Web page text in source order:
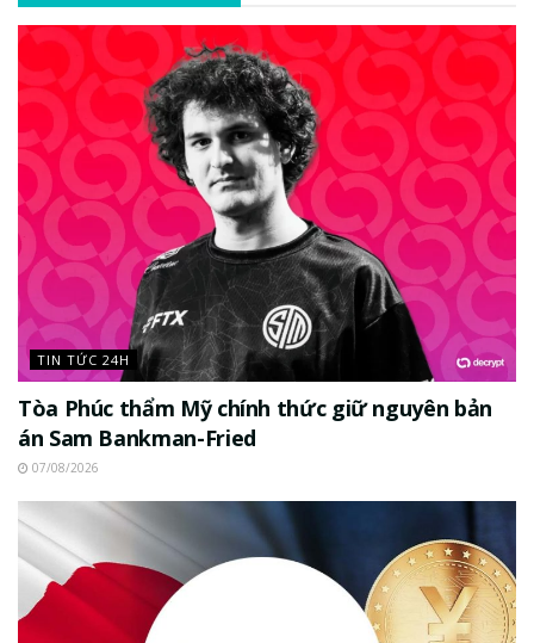
TIN TỨC 24H
Tòa Phúc thẩm Mỹ chính thức giữ nguyên bản
án Sam Bankman-Fried
07/08/2026